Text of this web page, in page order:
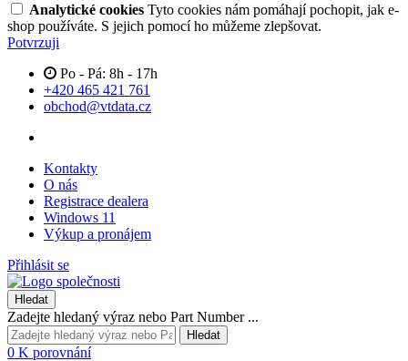
Analytické cookies Tyto cookies nám pomáhají pochopit, jak e-
shop používáte. S jejich pomocí ho můžeme zlepšovat.
Potvrzuji
Po - Pá: 8h - 17h
+420 465 421 761
obchod@vtdata.cz
Kontakty
O nás
Registrace dealera
Windows 11
Výkup a pronájem
Přihlásit se
Hledat
Zadejte hledaný výraz nebo Part Number ...
Hledat
0 K porovnání